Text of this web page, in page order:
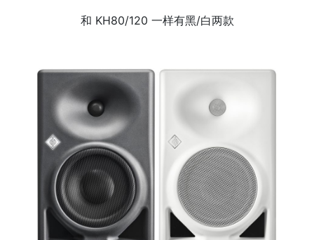
和 KH80/120 一样有黑/白两款